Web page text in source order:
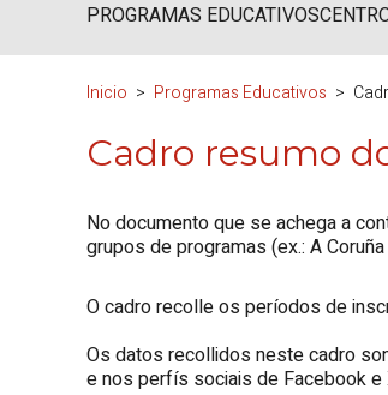
PROGRAMAS EDUCATIVOS
Inicio Programas Educativos
Cadro resumo
No documento que se achega a
grupos de programas (ex.: A
O cadro recolle os períodos de
Os datos recollidos neste cadro
e nos perfís sociais de Facebook e